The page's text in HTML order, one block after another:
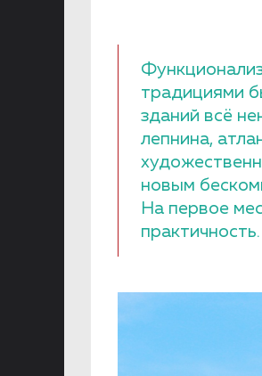
традициями
зданий всё
лепнина,
новым
На первое
практичность.